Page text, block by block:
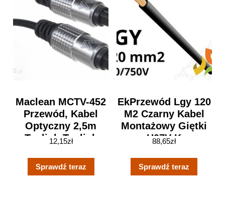
Maclean MCTV-452
Przewód, Kabel
Optyczny 2,5m
Toslink-Toslink
12,15zł
Sprawdź teraz
EkPrzewód Lgy 120
M2 Czarny Kabel
Montażowy Giętki
H07V-K
100m
88,65zł
Sprawdź teraz